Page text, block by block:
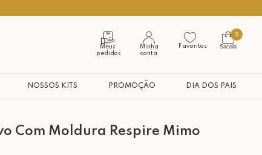
Meus
pedidos
Minha
conta
Favoritos
0
Sacola
NOSSOS KITS PROMOÇÃO DIA DOS PAIS
Com Moldura Respire Mimo